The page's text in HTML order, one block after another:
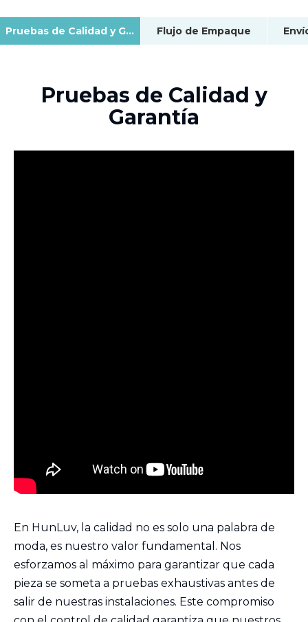
Pruebas de Calidad y Garantía Flujo de Empaque
Pruebas de Calidad y
Garantía
En HunLuv, la calidad no es solo una palabra de
moda, es nuestro valor fundamental. Nos
esforzamos al máximo para garantizar que cada
pieza se someta a pruebas exhaustivas antes de
salir de nuestras instalaciones. Este compromiso